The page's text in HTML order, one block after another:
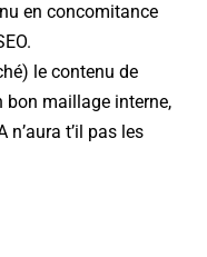
en concomitance
le contenu de
bon maillage interne,
t’il pas les